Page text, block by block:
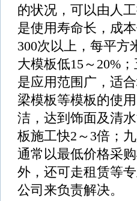
的状况，可以由人
是使用寿命长，成
300次以上，每平方
大模板低15～20%
是应用范围广，适
梁模板等模板的使
洁，达到饰面及清
板施工快2～3倍；
通常以最低价格采
外，还可走租赁等
公司来负责解决。